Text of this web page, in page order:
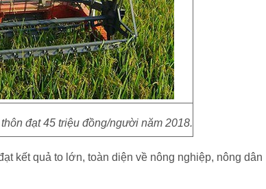
đạt 45 triệu đồng/người năm 2018.
kết quả to lớn, toàn diện về nông nghiệp, nông dân